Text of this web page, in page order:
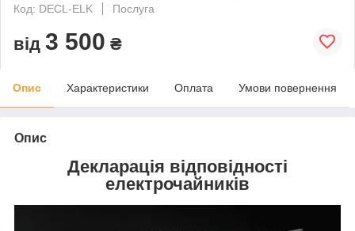
Код: DECL-ELK Послуга
від 3 500 ₴
Опис Характеристики Оплата Умови повернення
Опис
Декларація відповідності
електрочайників